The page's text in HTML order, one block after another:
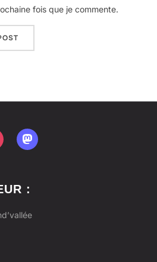
fois que je commente.
: